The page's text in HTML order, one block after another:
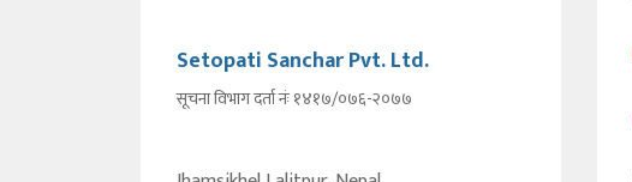
Setopati Sanchar Pvt. Ltd.
सूचना विभाग दर्ता नंः १४१७/०७६-२०७७